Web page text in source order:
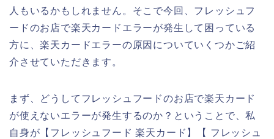
人もいるかもしれません。そこで今回、フレッシュフ
ードのお店で楽天カードエラーが発生して困っている
方に、楽天カードエラーの原因についていくつかご紹
介させていただきます。
まず、どうしてフレッシュフードのお店で楽天カード
が使えないエラーが発生するのか？ということで、私
自身が【フレッシュフード 楽天カード】【 フレッシュ